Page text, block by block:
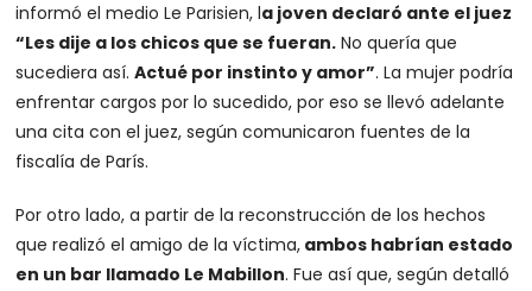
informó el medio Le Parisien, la joven declaró ante el juez
“Les dije a los chicos que se fueran. No quería que
sucediera así.Actué por instinto y amor”. La mujer podría
enfrentar cargos por lo sucedido, por eso se llevó adelante
una cita con el juez, según comunicaron fuentes de la
fiscalía de París.
Por otro lado, a partir de la reconstrucción de los hechos
que realizó el amigo de la víctima, ambos habrían estado
en un bar llamado Le Mabillon. Fue así que, según detalló